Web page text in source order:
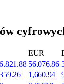
nagrody
EUR
56,076.86
1,660.94